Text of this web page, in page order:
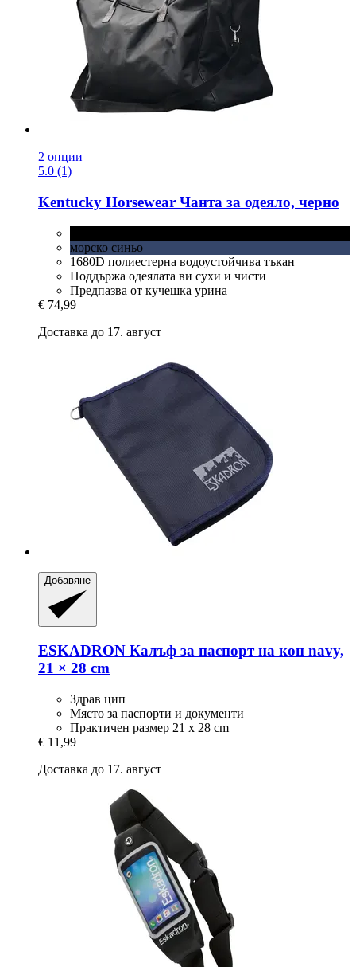
2 опции
5.0 (1)
Kentucky Horsewear Чанта за одеяло, черно
морско синьо
1680D полиестерна водоустойчива тъкан
Поддържа одеялата ви сухи и чисти
Предпазва от кучешка урина
€ 74,99
Доставка до 17. август
Добавяне
ESKADRON Калъф за паспорт на кон navy,
21 × 28 cm
Здрав цип
Място за паспорти и документи
Практичен размер 21 x 28 cm
€ 11,99
Доставка до 17. август